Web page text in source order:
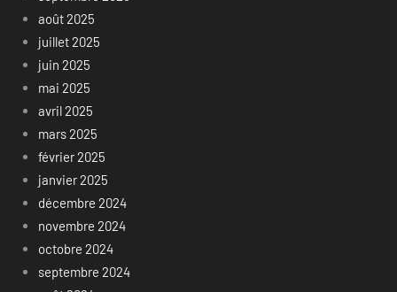
août 2025
juillet 2025
juin 2025
mai 2025
avril 2025
mars 2025
février 2025
janvier 2025
décembre 2024
novembre 2024
octobre 2024
septembre 2024